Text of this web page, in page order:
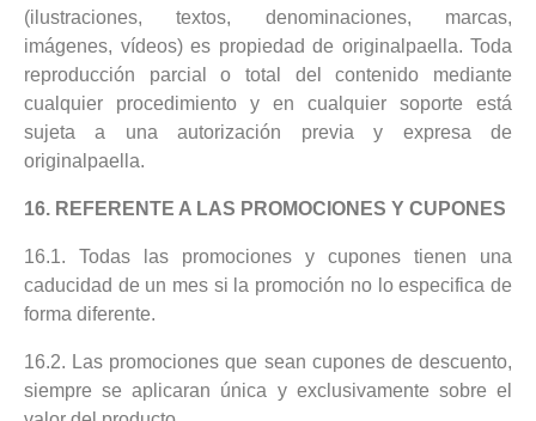
(ilustraciones, textos, denominaciones, marcas,
imágenes, vídeos) es propiedad de originalpaella. Toda
reproducción parcial o total del contenido mediante
cualquier procedimiento y en cualquier soporte está
sujeta a una autorización previa y expresa de
originalpaella.
16. REFERENTE A LAS PROMOCIONES Y CUPONES
16.1. Todas las promociones y cupones tienen una
caducidad de un mes si la promoción no lo especifica de
forma diferente.
16.2. Las promociones que sean cupones de descuento,
siempre se aplicaran única y exclusivamente sobre el